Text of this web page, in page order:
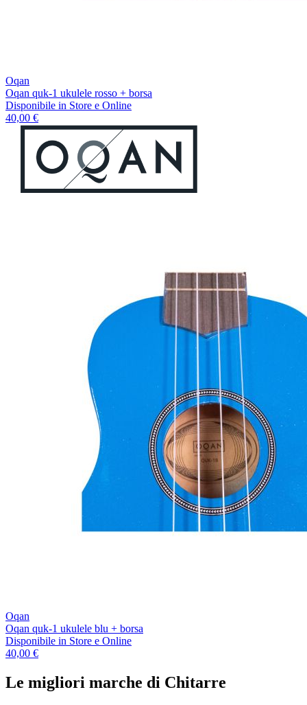
Oqan
Oqan quk-1 ukulele rosso + borsa
Disponibile in Store e Online
40,00 €
Oqan
Oqan quk-1 ukulele blu + borsa
Disponibile in Store e Online
40,00 €
Le migliori marche di Chitarre